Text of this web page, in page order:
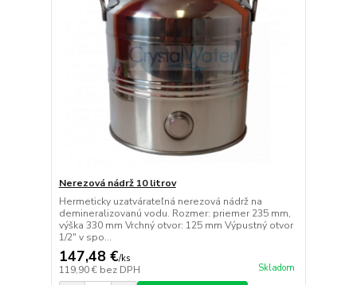
Nerezová nádrž 10 litrov
Hermeticky uzatvárateľná nerezová nádrž na
demineralizovanú vodu. Rozmer: priemer 235 mm,
výška 330 mm Vrchný otvor: 125 mm Výpustný otvor
1/2" v spo...
147,48 €/ks
119,90 € bez DPH Skladom